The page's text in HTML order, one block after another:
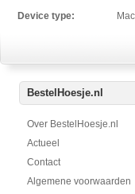
Device type:
BestelHoesje.nl
Over BestelHoesje.nl
Actueel
Contact
Algemene voorwaarden